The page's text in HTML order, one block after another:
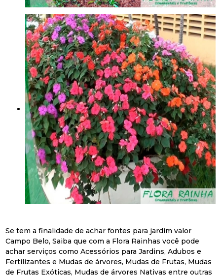
Se tem a finalidade de achar fontes para jardim valor
Campo Belo, Saiba que com a Flora Rainhas você pode
achar serviços como Acessórios para Jardins, Adubos e
Fertilizantes e Mudas de árvores, Mudas de Frutas, Mudas
de Frutas Exóticas, Mudas de árvores Nativas entre outras